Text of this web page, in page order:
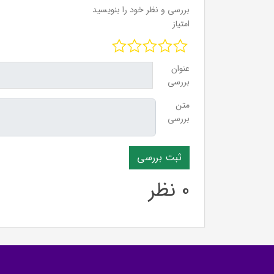
بررسی و نظر خود را بنویسید
امتیاز
عنوان
بررسی
متن
بررسی
0 نظر